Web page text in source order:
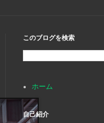
このブログを検索
ホーム
自己紹介